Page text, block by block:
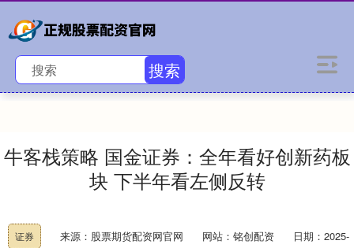
搜索
牛客栈策略 国金证券：全年看好创新药板
块 下半年看左侧反转
证券 来源：股票期货配资网官网 网站：铭创配资
日期：2025-